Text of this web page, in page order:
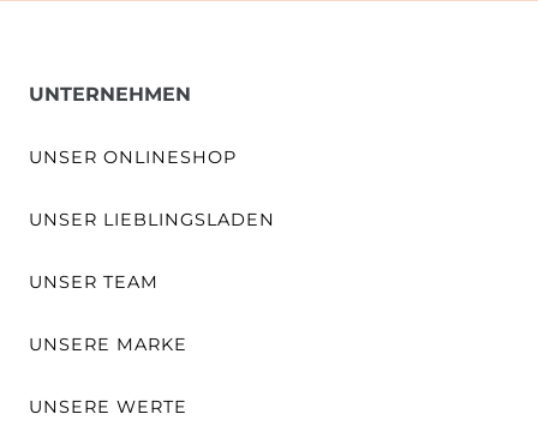
UNTERNEHMEN
UNSER ONLINESHOP
UNSER LIEBLINGSLADEN
UNSER TEAM
UNSERE MARKE
UNSERE WERTE